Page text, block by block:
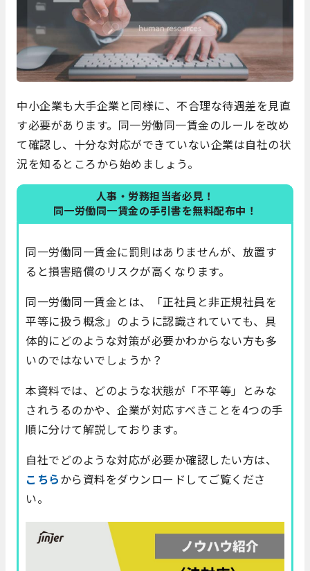
中小企業も大手企業と同様に、不合理な待遇差を見直
す必要があります。同一労働同一賃金のルールを改め
て確認し、十分な対応ができていない企業は自社の状
況を知るところから始めましょう。
人事・労務担当者必見！
同一労働同一賃金の手引書を無料配布中！
同一労働同一賃金に罰則はありませんが、放置す
ると損害賠償のリスクが高くなります。
同一労働同一賃金とは、「正社員と非正規社員を
平等に扱う概念」のように認識されていても、具
体的にどのような対策が必要かわからない方も多
いのではないでしょうか？
本資料では、どのような状態が「不平等」とみな
されうるのかや、企業が対応すべきことを4つの手
順に分けて解説しております。
自社でどのような対応が必要か確認したい方は、
こちらから資料をダウンロードしてご覧くださ
い。